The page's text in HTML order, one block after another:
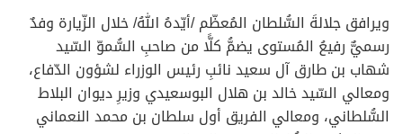
ويرافق جلالةَ السُّلطان المُعظّم /أيّدهُ اللهُ/ خلال الزّيارة وفدٌ
رسميٌّ رفيعُ المُستوى يضمُّ كلًّا من صاحبِ السُّموّ السّيد
شهاب بن طارق آل سعيد نائبِ رئيس الوزراء لشؤون الدّفاع،
ومعالي السّيد خالد بن هلال البوسعيدي وزيرِ ديوان البلاط
السُّلطاني، ومعالي الفريق أول سلطان بن محمد النعماني